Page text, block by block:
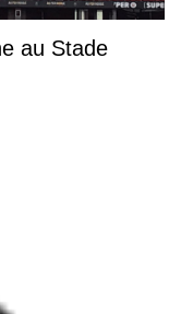
au Stade